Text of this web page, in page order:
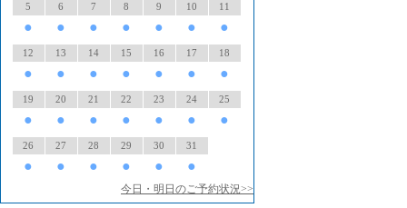
5
●
6
●
7
●
8
●
9
●
10
●
11
●
12
●
13
●
14
●
15
●
16
●
17
●
18
●
19
●
20
●
21
●
22
●
23
●
24
●
25
●
26
●
27
●
28
●
29
●
30
●
31
●
今日・明日のご予約状況>>